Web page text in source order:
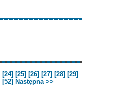
[24] [25] [26] [27] [28] [29]
[52] Następna >>